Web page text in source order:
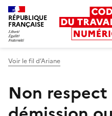
RÉPUBLIQUE
FRANÇAISE
Voir le fil d’Ariane
Non